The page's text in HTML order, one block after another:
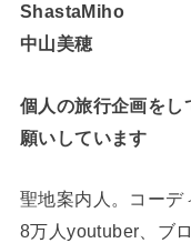
ShastaMiho
中山美穂
個人の旅行企画をし
願いしています
聖地案内人。コーデ
8万人youtuber、ブ